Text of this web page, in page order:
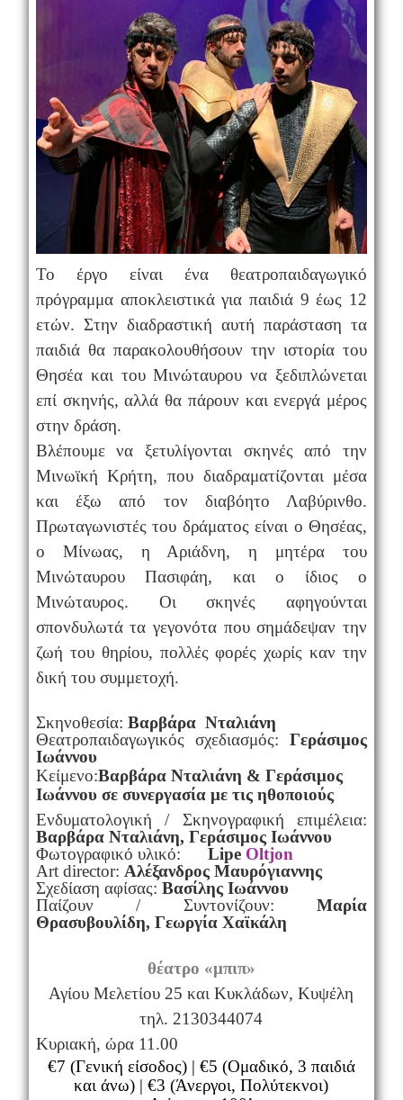
Το έργο είναι ένα θεατροπαιδαγωγικό
πρόγραμμα αποκλειστικά για παιδιά 9 έως 12
ετών. Στην διαδραστική αυτή παράσταση τα
παιδιά θα παρακολουθήσουν την ιστορία του
Θησέα και του Μινώταυρου να ξεδιπλώνεται
επί σκηνής, αλλά θα πάρουν καιενεργά μέρος
στην δράση.
Βλέπουμε να ξετυλίγονται σκηνές από την
Μινωϊκή Κρήτη, που διαδραματίζονται μέσα
και έξω από τον διαβόητο Λαβύρινθο.
Πρωταγωνιστές του δράματος είναι ο Θησέας,
ο Μίνωας, η Αριάδνη, η μητέρα του
Μινώταυρου Πασιφάη, και ο ίδιος ο
Μινώταυρος. Οι σκηνές αφηγούνται
σπονδυλωτά τα γεγονότα που σημάδεψαν την
ζωή του θηρίου, πολλές φορές χωρίς καν την
δική του συμμετοχή.
Σκηνοθεσία: Βαρβάρα Νταλιάνη
Θεατροπαιδαγωγικός σχεδιασμός:Γεράσιμος
Ιωάννου
Κείμενο:ΒαρβάραΝταλιάνη & Γεράσιμος
Ιωάννουσε συνεργασία με τις ηθοποιούς
Ενδυματολογική / Σκηνογραφική επιμέλεια:
Βαρβάρα Νταλιάνη, Γεράσιμος Ιωάννου
Φωτογραφικό υλικό: Lipe Oltjon
Art director: Αλέξανδρος Μαυρόγιαννης
Σχεδίαση αφίσας: Βασίλης Ιωάννου
Παίζουν / Συντονίζουν: Μαρία
Θρασυβουλίδη, Γεωργία Χαϊκάλη
θέατρο «μπιπ»
Αγίου Μελετίου 25 και Κυκλάδων, Κυψέλη
τηλ. 2130344074
Κυριακή, ώρα 11.00
€7 (Γενική είσοδος) | €5 (Ομαδικό, 3 παιδιά
και άνω) | €3 (Άνεργοι, Πολύτεκνοι)